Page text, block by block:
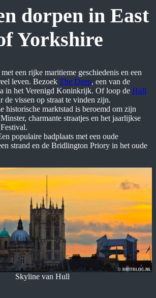
dorpen in East
Yorkshire
een rijke maritieme geschiedenis en een
leven. Bezoek The Deep, een van de
in het Verenigd Koninkrijk. Of loop de Hull
de vissen op straat te vinden zijn.
historische marktstad is beroemd om zijn
charmante straatjes en het jaarlijkse
populaire badplaats met een oude
strand en de Bridlington Priory in het oude
Skyline van Hull